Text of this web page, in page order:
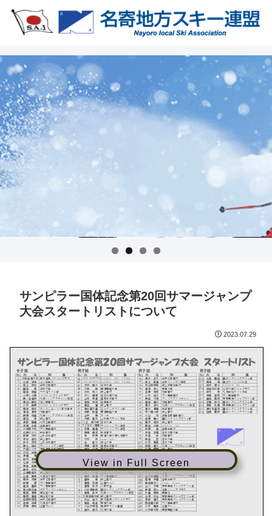
サンピラー国体記念第20回サマージャンプ
大会スタートリストについて
2023.07.29
View in Full Screen